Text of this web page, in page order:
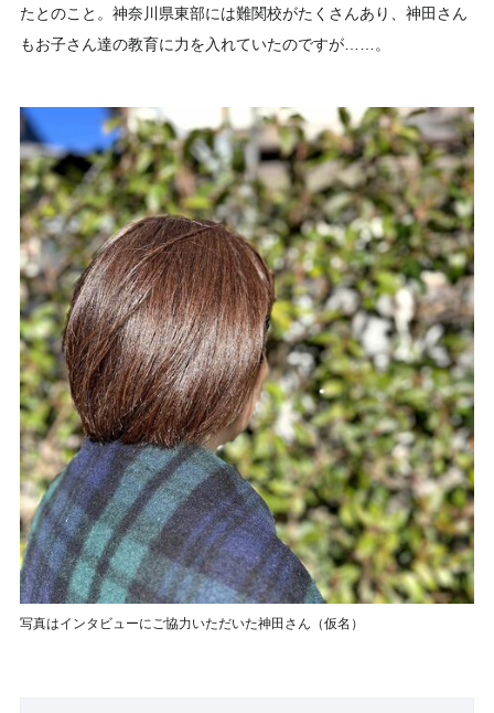
たとのこと。神奈川県東部には難関校がたくさんあり、神田さん
もお子さん達の教育に力を入れていたのですが……。
写真はインタビューにご協力いただいた神田さん（仮名）